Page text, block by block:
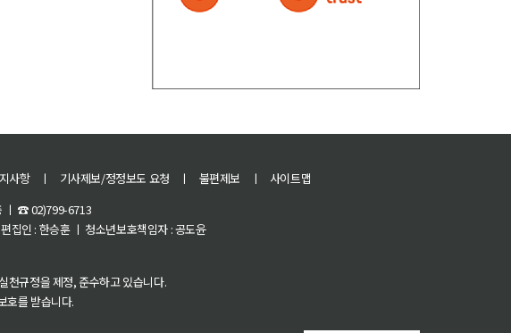
사항 ㅣ 기사제보/정정보도 요청 ㅣ 불편제보 ㅣ
사이트맵
ㅣ ☎ 02)799-6713
집인 : 한승훈 ㅣ 청소년보호책임자 : 공도윤
천규정을 제정, 준수하고 있습니다.
호를 받습니다.